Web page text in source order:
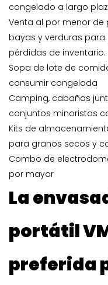
congelado a largo
Venta al por menor
bayas y verduras
pérdidas de inventario.
Sopa de lote de
consumir congelada
Camping, cabañas
conjuntos minoristas
Kits de
para granos secos y
Combo de
por mayor
La
portátil
preferida